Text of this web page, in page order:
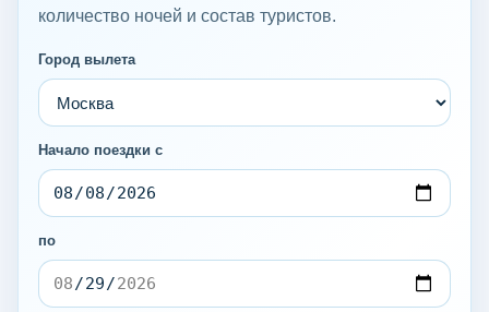
количество ночей и состав туристов.
Город вылета
Начало поездки с
по